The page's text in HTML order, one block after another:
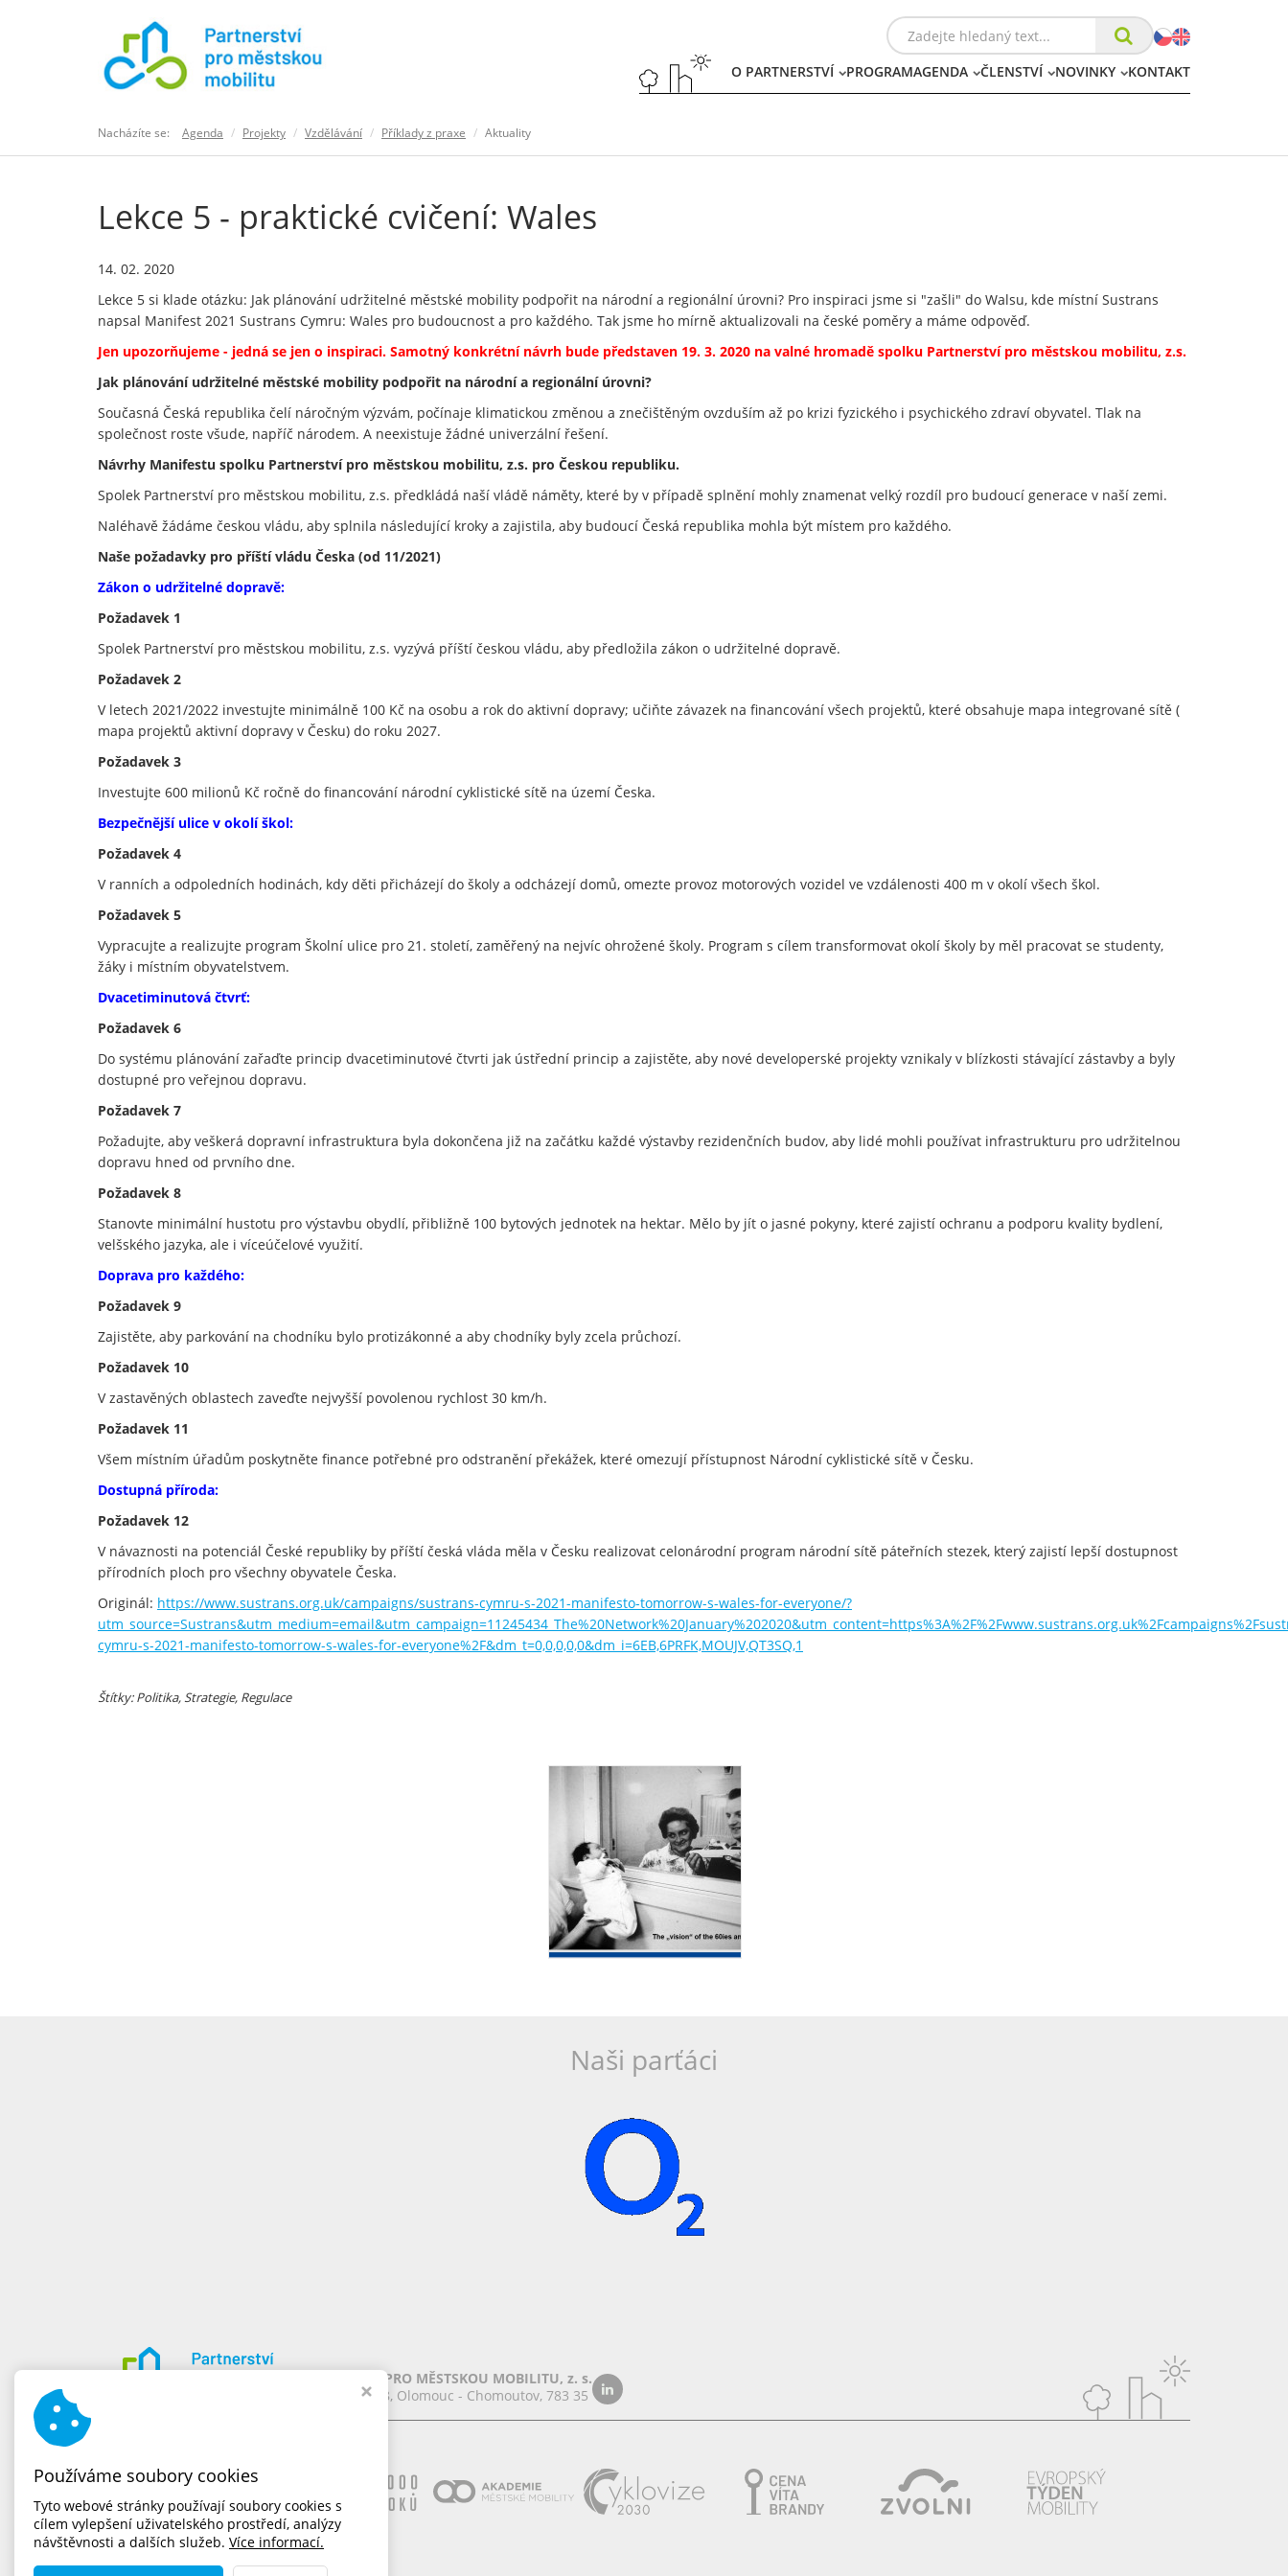
O PARTNERSTVÍ PROGRAMAGENDA ČLENSTVÍ NOVINKY KONTAKT
Nacházíte se: Agenda Projekty Vzdělávání Příklady z praxe Aktuality
Lekce 5 - praktické cvičení: Wales
14. 02. 2020
Lekce 5 si klade otázku: Jak plánování udržitelné městské mobility podpořit na národní a regionální úrovni? Pro inspiraci jsme si "zašli" do Walsu, kde místní Sustrans
napsal Manifest 2021 Sustrans Cymru: Wales pro budoucnost a pro každého. Tak jsme ho mírně aktualizovali na české poměry a máme odpověď.
Jen upozorňujeme - jedná se jen o inspiraci. Samotný konkrétní návrh bude představen 19. 3. 2020 na valné hromadě spolku Partnerství pro městskou mobilitu, z.s.
Jak plánování udržitelné městské mobility podpořit na národní a regionální úrovni?
Současná Česká republika čelí náročným výzvám, počínaje klimatickou změnou a znečištěným ovzduším až po krizi fyzického i psychického zdraví obyvatel. Tlak na
společnost roste všude, napříč národem. A neexistuje žádné univerzální řešení.
Návrhy Manifestu spolku Partnerství pro městskou mobilitu, z.s. pro Českou republiku.
Spolek Partnerství pro městskou mobilitu, z.s. předkládá naší vládě náměty, které by v případě splnění mohly znamenat velký rozdíl pro budoucí generace v naší zemi.
Naléhavě žádáme českou vládu, aby splnila následující kroky a zajistila, aby budoucí Česká republika mohla být místem pro každého.
Naše požadavky pro příští vládu Česka (od 11/2021)
Zákon o udržitelné dopravě:
Požadavek 1
Spolek Partnerství pro městskou mobilitu, z.s. vyzývá příští českou vládu, aby předložila zákon o udržitelné dopravě.
Požadavek 2
V letech 2021/2022 investujte minimálně 100 Kč na osobu a rok do aktivní dopravy; učiňte závazek na financování všech projektů, které obsahuje mapa integrované sítě (
mapa projektů aktivní dopravy v Česku) do roku 2027.
Požadavek 3
Investujte 600 milionů Kč ročně do financování národní cyklistické sítě na území Česka.
Bezpečnější ulice v okolí škol:
Požadavek 4
V ranních a odpoledních hodinách, kdy děti přicházejí do školy a odcházejí domů, omezte provoz motorových vozidel ve vzdálenosti 400 m v okolí všech škol.
Požadavek 5
Vypracujte a realizujte program Školní ulice pro 21. století, zaměřený na nejvíc ohrožené školy. Program s cílem transformovat okolí školy by měl pracovat se studenty,
žáky i místním obyvatelstvem.
Dvacetiminutová čtvrť:
Požadavek 6
Do systému plánování zařaďte princip dvacetiminutové čtvrti jak ústřední princip a zajistěte, aby nové developerské projekty vznikaly v blízkosti stávající zástavby a byly
dostupné pro veřejnou dopravu.
Požadavek 7
Požadujte, aby veškerá dopravní infrastruktura byla dokončena již na začátku každé výstavby rezidenčních budov, aby lidé mohli používat infrastrukturu pro udržitelnou
dopravu hned od prvního dne.
Požadavek 8
Stanovte minimální hustotu pro výstavbu obydlí, přibližně 100 bytových jednotek na hektar. Mělo by jít o jasné pokyny, které zajistí ochranu a podporu kvality bydlení,
velšského jazyka, ale i víceúčelové využití.
Doprava pro každého:
Požadavek 9
Zajistěte, aby parkování na chodníku bylo protizákonné a aby chodníky byly zcela průchozí.
Požadavek 10
V zastavěných oblastech zaveďte nejvyšší povolenou rychlost 30 km/h.
Požadavek 11
Všem místním úřadům poskytněte finance potřebné pro odstranění překážek, které omezují přístupnost Národní cyklistické sítě v Česku.
Dostupná příroda:
Požadavek 12
V návaznosti na potenciál České republiky by příští česká vláda měla v Česku realizovat celonárodní program národní sítě páteřních stezek, který zajistí lepší dostupnost
přírodních ploch pro všechny obyvatele Česka.
Originál: https://www.sustrans.org.uk/campaigns/sustrans-cymru-s-2021-manifesto-tomorrow-s-wales-for-everyone/?
cymru-s-2021-manifesto-tomorrow-s-wales-for-everyone%2F&dm_t=0,0,0,0,0&dm_i=6EB,6PRFK,MOUJV,QT3SQ,1
Štítky: Politika, Strategie, Regulace
Naši parťáci
PARTNERSTVÍ PRO MĚSTSKOU MOBILITU, z. s.
Chomoutov 388, Olomouc - Chomoutov, 783 35
Používáme soubory cookies
Tyto webové stránky používají soubory cookies s
cílem vylepšení uživatelského prostředí, analýzy
návštěvnosti a dalších služeb. Více informací.